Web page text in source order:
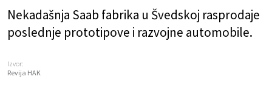
Nekadašnja Saab fabrika u Švedskoj rasprodaje
poslednje prototipove i razvojne automobile.
Izvor:
Revija HAK